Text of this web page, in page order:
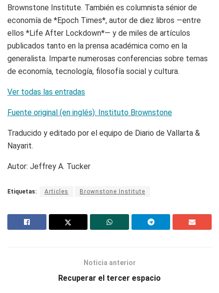
Brownstone Institute. También es columnista sénior de
economía de *Epoch Times*, autor de diez libros —entre
ellos *Life After Lockdown*— y de miles de artículos
publicados tanto en la prensa académica como en la
generalista. Imparte numerosas conferencias sobre temas
de economía, tecnología, filosofía social y cultura.
Ver todas las entradas
Fuente original (en inglés): Instituto Brownstone
Traducido y editado por el equipo de Diario de Vallarta &
Nayarit.
Autor: Jeffrey A. Tucker
Etiquetas: Articles Brownstone Institute
Noticia anterior
Recuperar el tercer espacio